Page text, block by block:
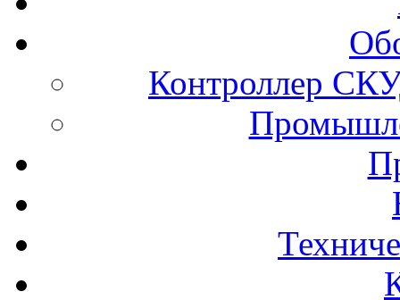
Контроллер